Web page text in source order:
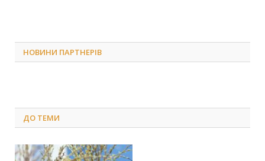
НОВИНИ ПАРТНЕРІВ
ДО ТЕМИ